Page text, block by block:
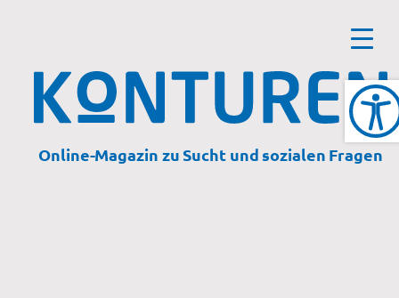
Online-Magazin zu Sucht und sozialen Fragen